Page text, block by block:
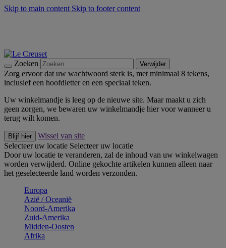
Skip to main content Skip to footer content
Zoeken Verwijder
Zorg ervoor dat uw wachtwoord sterk is, met minimaal 8 tekens,
inclusief een hoofdletter en een speciaal teken.
Uw winkelmandje is leeg op de nieuwe site. Maar maakt u zich
geen zorgen, we bewaren uw winkelmandje hier voor wanneer u
terug wilt komen.
Blijf hier
Wissel van site
Selecteer uw locatie Selecteer uw locatie
Door uw locatie te veranderen, zal de inhoud van uw winkelwagen
worden verwijderd. Online gekochte artikelen kunnen alleen naar
het geselecteerde land worden verzonden.
Europa
Aziё / Oceaniё
Noord-Amerika
Zuid-Amerika
Midden-Oosten
Afrika